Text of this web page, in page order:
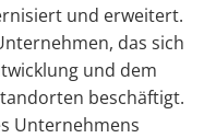
und erweitert.
das sich
und dem
beschäftigt.
Unternehmens